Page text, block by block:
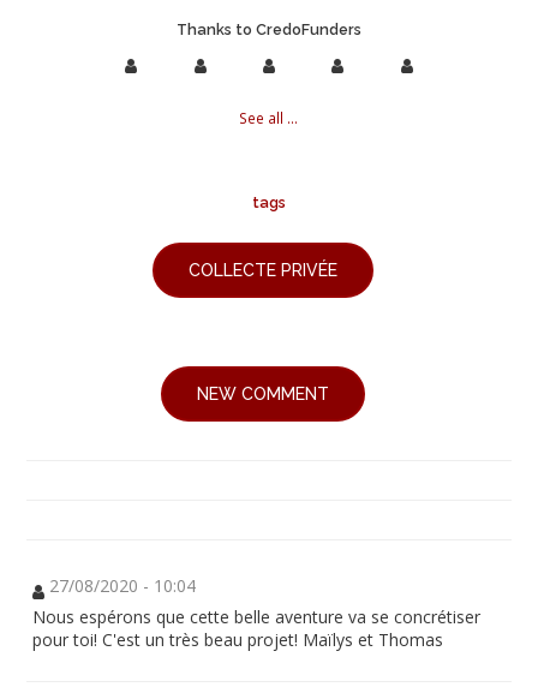
Thanks to CredoFunders
See all ...
tags
COLLECTE PRIVÉE
NEW COMMENT
27/08/2020 - 10:04
Nous espérons que cette belle aventure va se concrétiser
pour toi! C'est un très beau projet! Maïlys et Thomas